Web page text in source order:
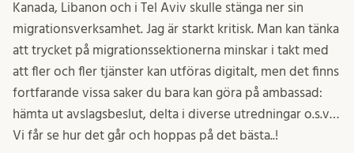
Kanada, Libanon och i Tel Aviv skulle stänga ner sin
migrationsverksamhet. Jag är starkt kritisk. Man kan tänka
att trycket på migrationssektionerna minskar i takt med
att fler och fler tjänster kan utföras digitalt, men det finns
fortfarande vissa saker du bara kan göra på ambassad:
hämta ut avslagsbeslut, delta i diverse utredningar o.s.v…
Vi får se hur det går och hoppas på det bästa..!